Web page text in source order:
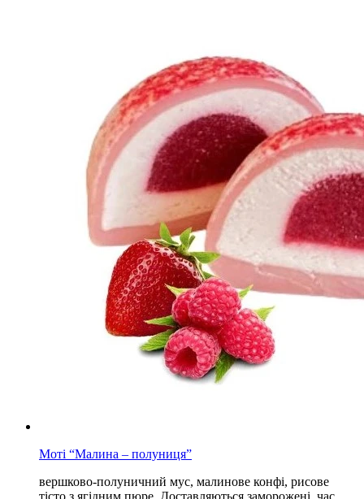
Моті “Малина – полуниця”
вершково-полуничний мус, малинове конфі, рисове
тісто з ягідним пюре. Доставляються заморожені, час